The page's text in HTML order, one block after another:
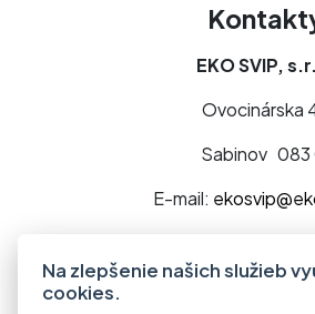
EKO SVIP,
Ovocinárska
Sabinov 083
E-mail:
Na zlepšenie našich služieb
cookies.